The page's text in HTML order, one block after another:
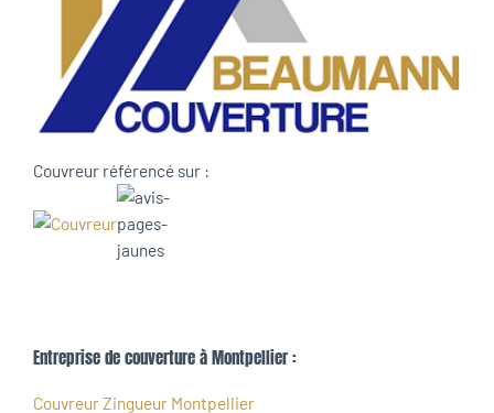
Couvreur référencé sur :
Entreprise de couverture à Montpellier :
Couvreur Zingueur Montpellier